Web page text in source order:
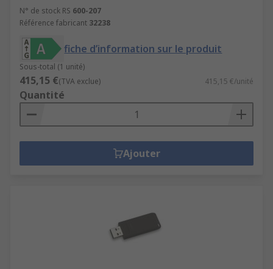
N° de stock RS 600-207
Référence fabricant 32238
fiche d’information sur le produit
Sous-total (1 unité)
415,15 €(TVA exclue) 415,15 €/unité
Quantité
Ajouter